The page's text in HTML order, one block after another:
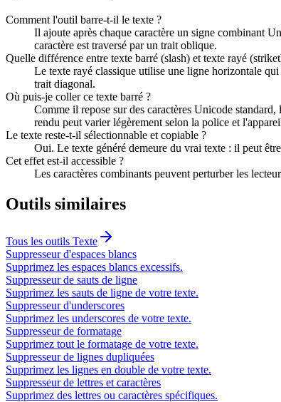
Comment l'outil barre-t-il le texte ?
Il ajoute après chaque caractère un signe combinant
caractère est traversé par un trait oblique.
Quelle différence entre texte barré (slash) et texte rayé
Le texte rayé classique utilise une ligne horizontale
trait diagonal.
Où puis-je coller ce texte barré ?
Comme il repose sur des caractères Unicode
rendu peut varier légèrement selon la police et
Le texte reste-t-il sélectionnable et copiable ?
Oui. Le texte généré demeure du vrai texte : il peut
Cet effet est-il accessible ?
Les caractères combinants peuvent perturber les
Outils similaires
Tous les outils Texte
Suppresseur d'espaces blancs
Supprimez les espaces blancs excessifs.
Suppresseur de sauts de ligne
Supprimez les sauts de ligne de votre texte.
Suppresseur d'underscores
Supprimez les underscores de votre texte.
Suppresseur de formatage
Supprimez tout le formatage de votre texte.
Suppresseur de lignes dupliquées
Supprimez les lignes en double de votre texte.
Suppresseur de lettres et caractères
Supprimez des lettres ou caractères spécifiques.